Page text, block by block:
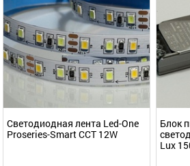
Светодиодная лента Led-One
Proseries-Smart CCT 12W
Блок
Lux